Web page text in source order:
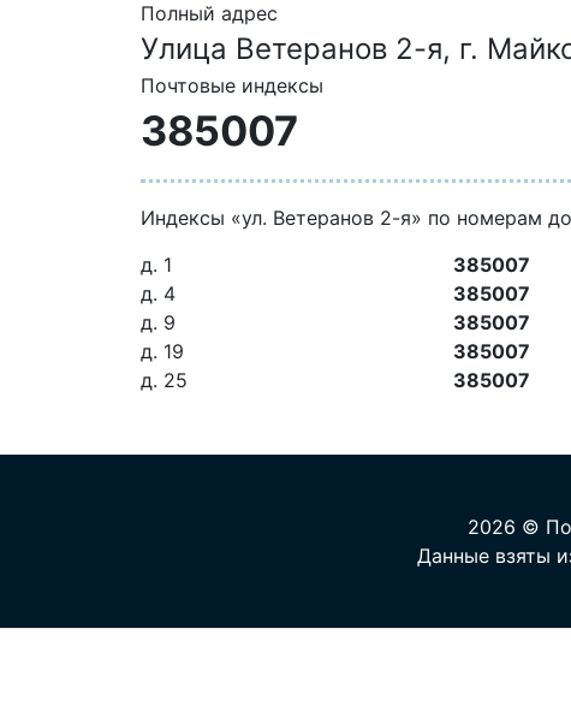
Полный адрес
Улица Ветеранов 2-я, г.
Почтовые индексы
385007
Индексы «ул. Ветеранов 2-я» по номерам
д. 1
385007
д. 4
385007
д. 9
385007
д. 19
385007
д. 25
385007
2026 ©
Данные взяты